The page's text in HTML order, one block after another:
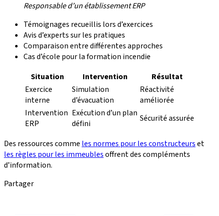
Responsable d’un établissement ERP
Témoignages recueillis lors d’exercices
Avis d’experts sur les pratiques
Comparaison entre différentes approches
Cas d’école pour la formation incendie
Situation
Intervention
Résultat
Exercice
interne
Simulation
d’évacuation
Réactivité
améliorée
Intervention
ERP
Exécution d’un plan
défini
Sécurité assurée
Des ressources comme les normes pour les constructeurset
les règles pour les immeublesoffrent des compléments
d’information.
Partager